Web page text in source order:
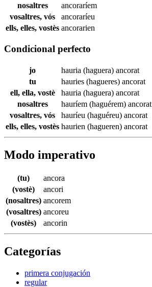
nosaltres
ancoraríem
vosaltres, vós
ancoraríeu
ells, elles, vostès ancorarien
Condicional perfecto
jo hauria (haguera) ancorat
tu
hauries (hagueres) ancorat
ell, ella, vostè
hauria (haguera) ancorat
nosaltres
hauríem (haguérem) ancorat
vosaltres, vós
hauríeu (haguéreu) ancorat
ells, elles, vostès haurien (hagueren) ancorat
Modo imperativo
(tu)
ancora
(vostè)
ancori
(nosaltres) ancorem
(vosaltres) ancoreu
(vostès)
ancorin
Categorías
primera conjugación
regular